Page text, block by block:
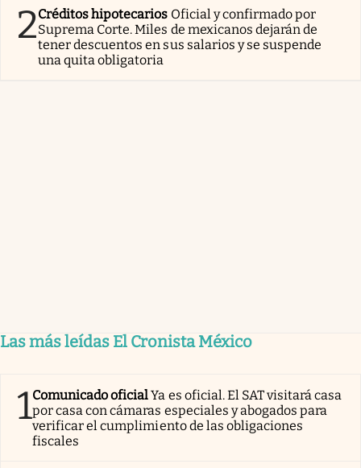
2Créditos hipotecarios Oficial y confirmado por
Suprema Corte. Miles de mexicanos dejarán de
tener descuentos en sus salarios y se suspende
una quita obligatoria
Las más leídas El Cronista México
1Comunicado oficialYa es oficial. El SAT visitará casa
por casa con cámaras especiales y abogados para
verificar el cumplimiento de las obligaciones
fiscales